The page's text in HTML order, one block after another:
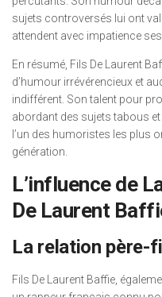
sujets controversés lui ont
attendent avec impatience
En résumé, Fils De Laurent
d’humour irrévérencieux et
indifférent. Son talent pour
abordant des sujets tabous
l’un des humoristes les plus
génération.
L’influence de
De Laurent
La relation père-
Fils De Laurent Baffie,